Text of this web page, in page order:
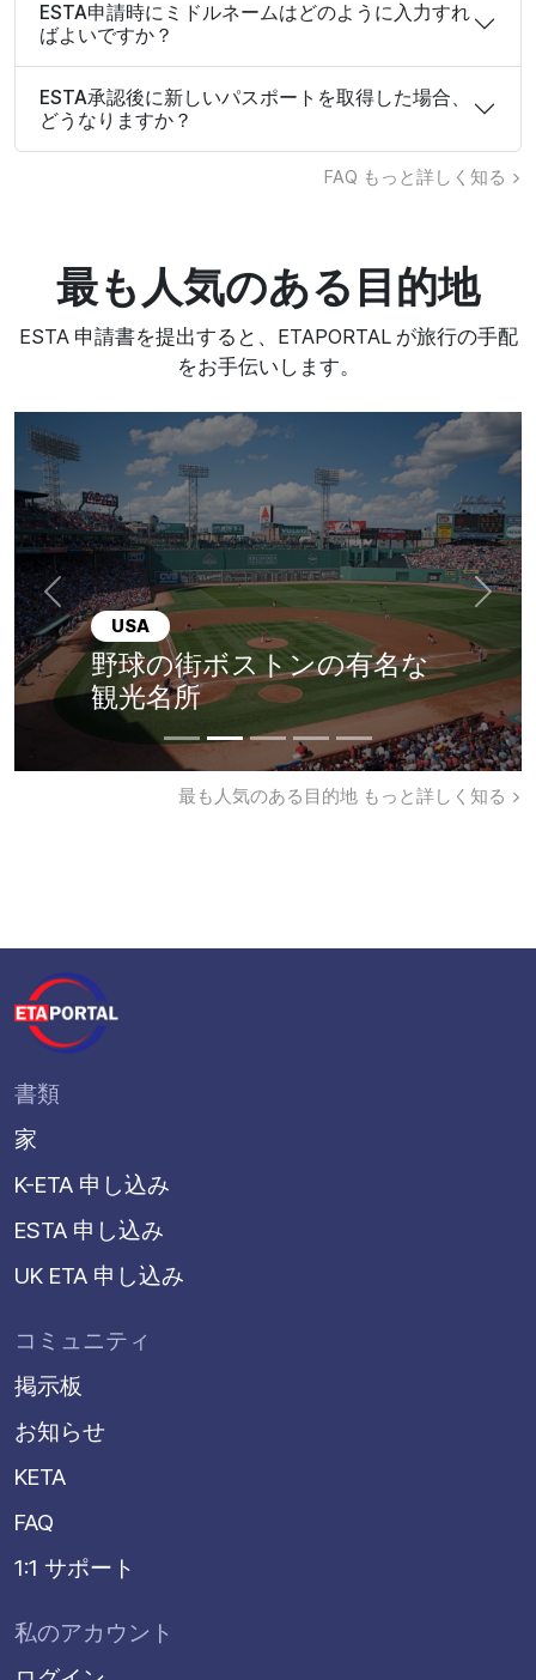
ESTA申請時にミドルネームはどのように入力すれ
ばよいですか？
ESTA承認後に新しいパスポートを取得した場合、
どうなりますか？
FAQ もっと詳しく知る
最も人気のある目的地
ESTA 申請書を提出すると、ETAPORTAL が旅行の手配
をお手伝いします。
USA
野球の街ボストンの有名な
観光名所
Previous Next
最も人気のある目的地 もっと詳しく知る
書類
家
K-ETA 申し込み
ESTA 申し込み
UK ETA 申し込み
コミュニティ
掲示板
お知らせ
KETA
FAQ
1:1 サポート
私のアカウント